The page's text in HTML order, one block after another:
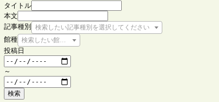
タイトル
本文
記事種別
検索したい記事種別を選択してください
館種 検索したい館種を選択してください
投稿日
～
検索